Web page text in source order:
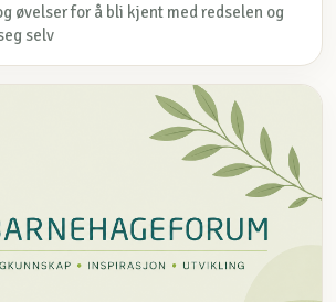
øvelser for å bli kjent med redselen og
selv